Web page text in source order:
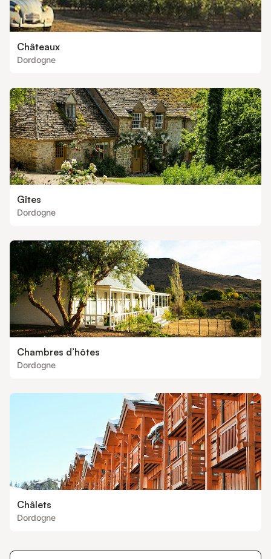
Châteaux
Dordogne
Gîtes
Dordogne
Chambres d’hôtes
Dordogne
Châlets
Dordogne